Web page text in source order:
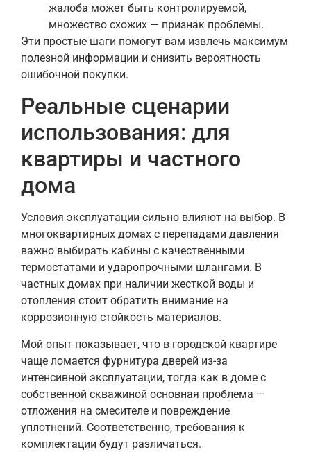
жалоба может быть контролируемой,
множество схожих — признак проблемы.
Эти простые шаги помогут вам извлечь максимум
полезной информации и снизить вероятность
ошибочной покупки.
Реальные сценарии
использования: для
квартиры и частного
дома
Условия эксплуатации сильно влияют на выбор. В
многоквартирных домах с перепадами давления
важно выбирать кабины с качественными
термостатами и ударопрочными шлангами. В
частных домах при наличии жесткой воды и
отопления стоит обратить внимание на
коррозионную стойкость материалов.
Мой опыт показывает, что в городской квартире
чаще ломается фурнитура дверей из-за
интенсивной эксплуатации, тогда как в доме с
собственной скважиной основная проблема —
отложения на смесителе и повреждение
уплотнений. Соответственно, требования к
комплектации будут различаться.